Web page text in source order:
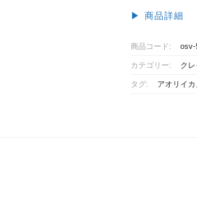
ジ
オ
シ
ャ
▶︎ 商品詳細
商品コード: osv-
カテゴリー: ク
タグ: アオリイカ